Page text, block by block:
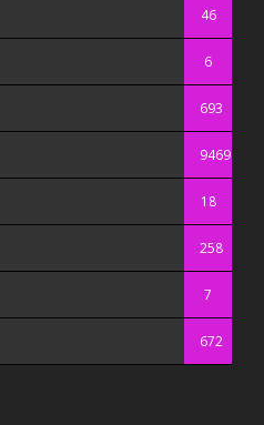
46
6
693
9469
18
258
7
672